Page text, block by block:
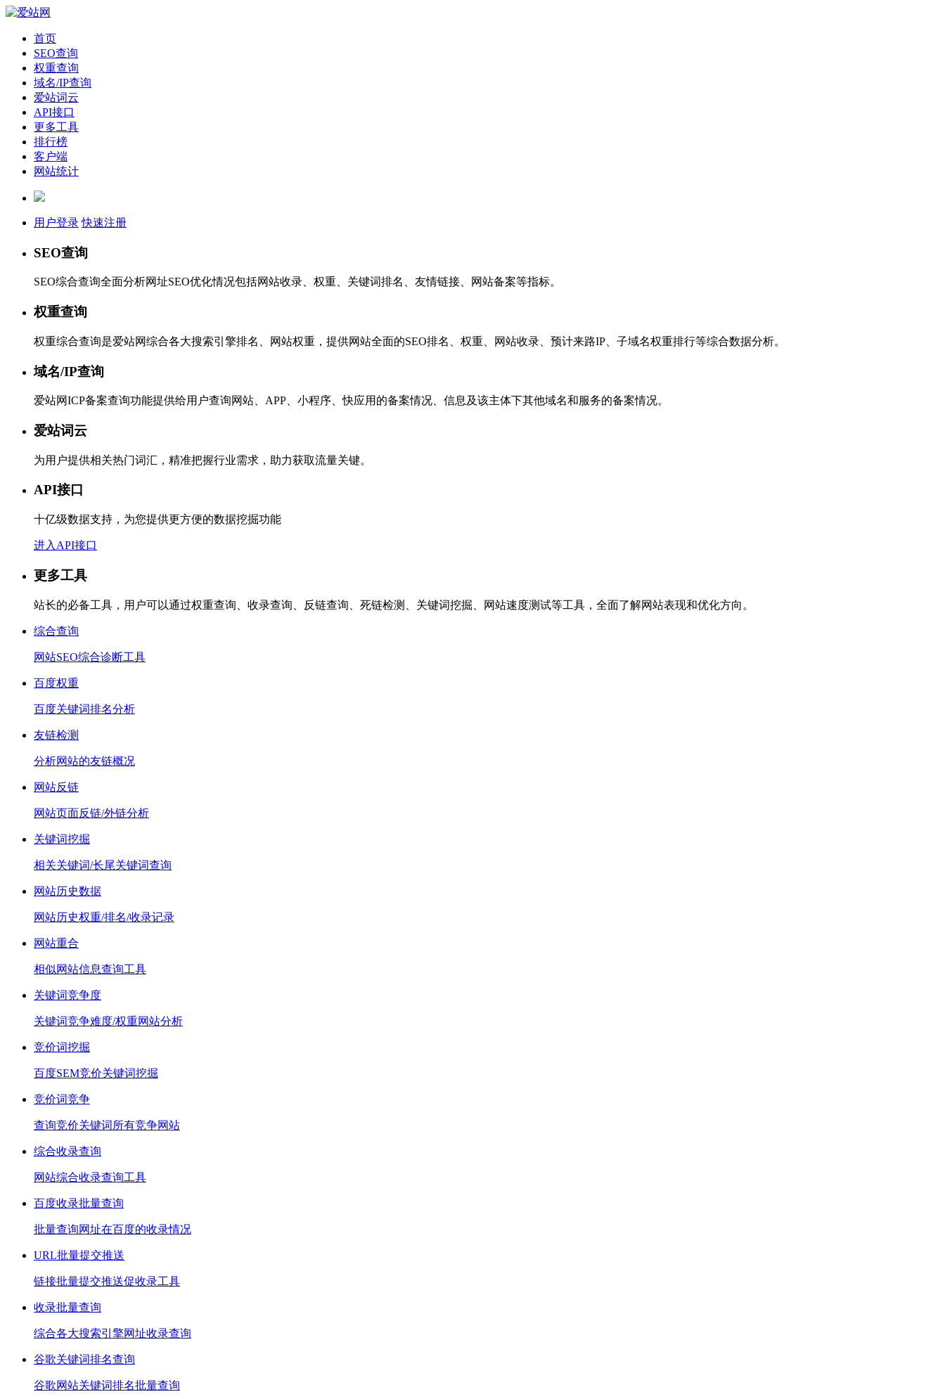
首页
SEO查询
权重查询
域名/IP查询
爱站词云
API接口
更多工具
排行榜
客户端
网站统计
用户登录 快速注册
SEO查询
SEO综合查询全面分析网址SEO优化情况包括网站收录、权重、关键词排名、友情链接、网站备案等指标。
权重查询
权重综合查询是爱站网综合各大搜索引擎排名、网站权重，提供网站全面的SEO排名、权重、网站收录、预计来路IP、子域名权重排行等综合数据分析。
域名/IP查询
爱站网ICP备案查询功能提供给用户查询网站、APP、小程序、快应用的备案情况、信息及该主体下其他域名和服务的备案情况。
爱站词云
为用户提供相关热门词汇，精准把握行业需求，助力获取流量关键。
API接口
十亿级数据支持，为您提供更方便的数据挖掘功能
进入API接口
更多工具
站长的必备工具，用户可以通过权重查询、收录查询、反链查询、死链检测、关键词挖掘、网站速度测试等工具，全面了解网站表现和优化方向。
综合查询
网站SEO综合诊断工具
百度权重
百度关键词排名分析
友链检测
分析网站的友链概况
网站反链
网站页面反链/外链分析
关键词挖掘
相关关键词/长尾关键词查询
网站历史数据
网站历史权重/排名/收录记录
网站重合
相似网站信息查询工具
关键词竞争度
关键词竞争难度/权重网站分析
竞价词挖掘
百度SEM竞价关键词挖掘
竞价词竞争
查询竞价关键词所有竞争网站
综合收录查询
网站综合收录查询工具
百度收录批量查询
批量查询网址在百度的收录情况
URL批量提交推送
链接批量提交推送促收录工具
收录批量查询
综合各大搜索引擎网址收录查询
谷歌关键词排名查询
谷歌网站关键词排名批量查询